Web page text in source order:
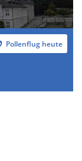
Pollenflug heute